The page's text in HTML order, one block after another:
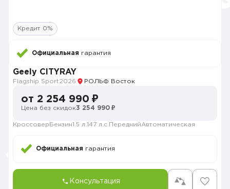
Кредит 0%
Официальная гарантия
Geely CITYRAY
Flagship Sport2026 РОЛЬФ Восток
от 2 254 990 ₽
Цена без скидок3 254 990 ₽
Кроссовер Бензин1.5 л. 147 л.с. ПереднийАвтоматическая
Официальная гарантия
Консультация